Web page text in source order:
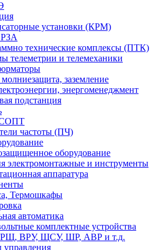
установки (КРМ)
технические комплексы (ПТК)
телеметрии и телемеханики
заземление
энергоменеджмент
подстанция
частоты (ПЧ)
оборудование
электромонтажные и инструменты
аппаратура
Термошкафы
автоматика
комплектные устройства
ВРУ, ЩСУ, ШР, АВР и т.д.
управления